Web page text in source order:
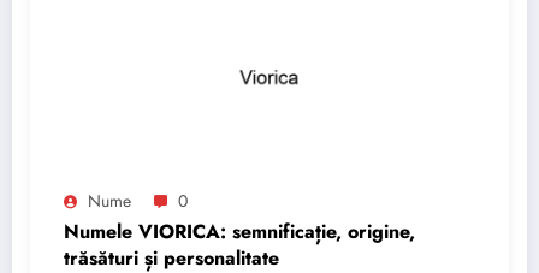
Nume 0
Numele VIORICA: semnificație, origine,
trăsături și personalitate